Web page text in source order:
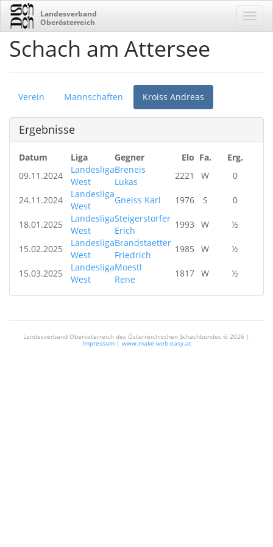
Landesverband
Oberösterreich
Schach am Attersee
Verein Mannschaften Kroiss Andreas
Ergebnisse
Datum Liga Gegner Elo Fa.
Erg.
09.11.2024
Landesliga
West
Breneis
Lukas
2221 W 0
24.11.2024
Landesliga
West
Gneiss Karl 1976 S 0
18.01.2025
Landesliga
West
Steigerstorfer
Erich
1993 W ½
15.02.2025
Landesliga
West
Brandstaetter
Friedrich
1985 W ½
15.03.2025
Landesliga
West
Moestl
Rene
1817 W ½
Landesverband Oberösterreich des Österreichischen Schachbundes © 2026 |
Impressum| www.make-web-easy.at